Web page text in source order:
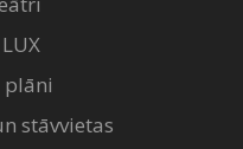
stāvvietas